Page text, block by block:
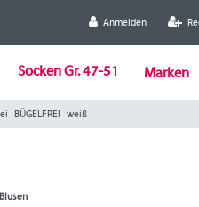
Anmelden
Socken Gr. 47-51 Marken
- BÜGELFREI - weiß